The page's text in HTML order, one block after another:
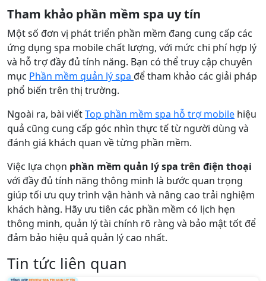
Tham khảo phần mềm spa uy tín
Một số đơn vị phát triển phần mềm đang cung cấp các
ứng dụng spa mobile chất lượng, với mức chi phí hợp lý
và hỗ trợ đầy đủ tính năng. Bạn có thể truy cập chuyên
mục Phần mềm quản lý spa để tham khảo các giải pháp
phổ biến trên thị trường.
Ngoài ra, bài viếtTop phần mềm spa hỗ trợ mobile hiệu
quả cũng cung cấp góc nhìn thực tế từ người dùng và
đánh giá khách quan về từng phần mềm.
Việc lựa chọn phần mềm quản lý spa trên điện thoại
với đầy đủ tính năng thông minh là bước quan trọng
giúp tối ưu quy trình vận hành và nâng cao trải nghiệm
khách hàng. Hãy ưu tiên các phần mềm có lịch hẹn
thông minh, quản lý tài chính rõ ràng và bảo mật tốt để
đảm bảo hiệu quả quản lý cao nhất.
Tin tức liên quan